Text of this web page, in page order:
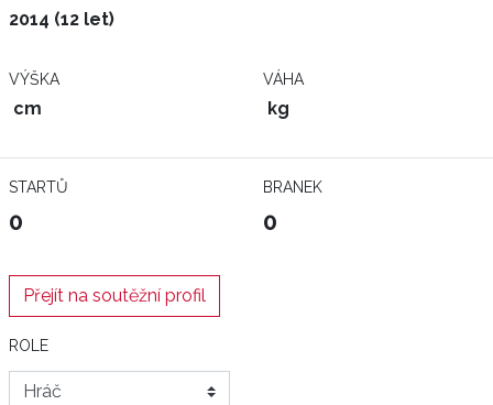
2014 (12 let)
VÝŠKA
cm
VÁHA
kg
STARTŮ
0
BRANEK
0
Přejít na soutěžní profil
ROLE